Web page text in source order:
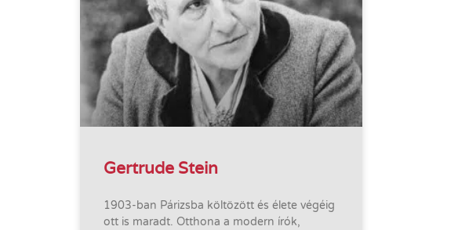
Gertrude Stein
1903-ban Párizsba költözött és élete végéig
ott is maradt. Otthona a modern írók,